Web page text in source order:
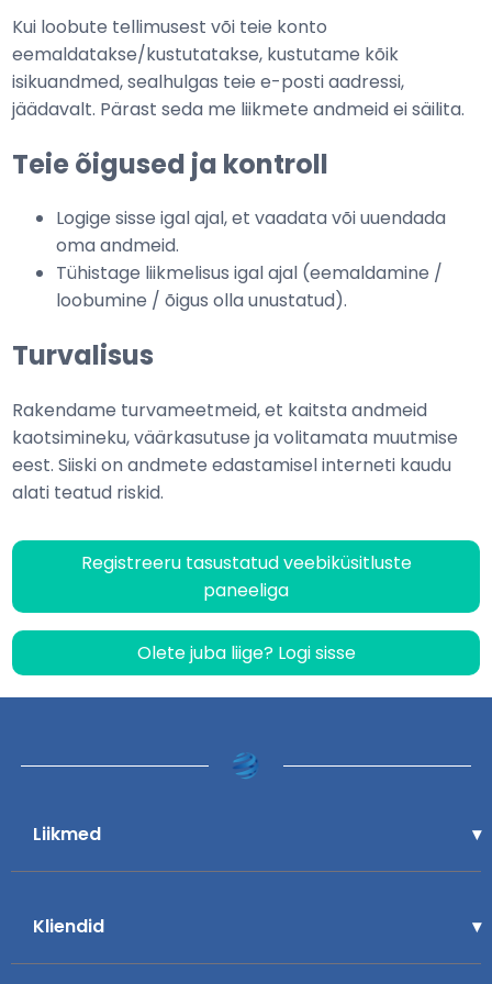
Kui loobute tellimusest või teie konto
eemaldatakse/kustutatakse, kustutame kõik
isikuandmed, sealhulgas teie e-posti aadressi,
jäädavalt. Pärast seda me liikmete andmeid ei säilita.
Teie õigused ja kontroll
Logige sisse igal ajal, et vaadata või uuendada
oma andmeid.
Tühistage liikmelisus igal ajal (eemaldamine /
loobumine / õigus olla unustatud).
Turvalisus
Rakendame turvameetmeid, et kaitsta andmeid
kaotsimineku, väärkasutuse ja volitamata muutmise
eest. Siiski on andmete edastamisel interneti kaudu
alati teatud riskid.
Registreeru tasustatud veebiküsitluste
paneeliga
Olete juba liige? Logi sisse
Liikmed
Kliendid